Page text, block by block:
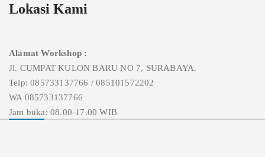
Lokasi Kami
Alamat Workshop :
Jl. CUMPAT KULON BARU NO 7, SURABAYA.
Telp: 085733137766 / 085101572202
WA 085733137766
Jam buka: 08.00-17.00 WIB